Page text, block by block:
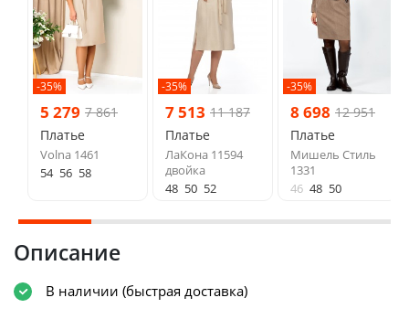
-35%
5 279 7 861
Платье
Volna 1461
54 56 58
-35%
7 513 11 187
Платье
ЛаКона 11594
двойка
48 50 52
-35%
8 698 12 951
Платье
Мишель Стиль
1331
46 48 50
Описание
В наличии (быстрая доставка)